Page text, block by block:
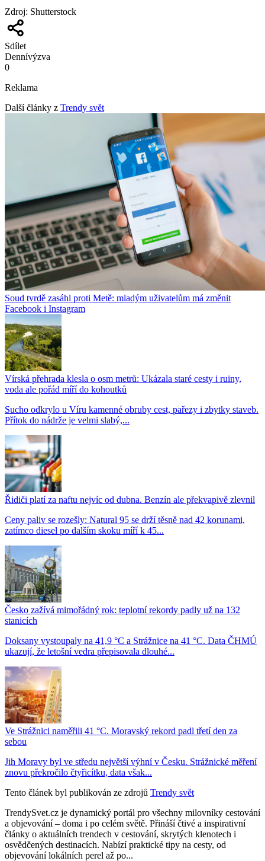
Zdroj: Shutterstock
Sdílet
Dennívýzva
0
Reklama
Další články z Trendy svět
Soud tvrdě zasáhl proti Metě: mladým uživatelům má změnit
Facebook i Instagram
Vírská přehrada klesla o osm metrů: Ukázala staré cesty i ruiny,
voda ale pořád míří do kohoutků
Sucho odkrylo u Víru kamenné obruby cest, pařezy i zbytky staveb.
Přítok do nádrže je velmi slabý,...
Řidiči platí za naftu nejvíc od dubna. Benzín ale překvapivě zlevnil
Ceny paliv se rozešly: Natural 95 se drží těsně nad 42 korunami,
zatímco diesel po dalším skoku míří k 45...
Česko zažívá mimořádný rok: teplotní rekordy padly už na 132
stanicích
Doksany vystoupaly na 41,9 °C a Strážnice na 41 °C. Data ČHMÚ
ukazují, že letošní vedra přepisovala dlouhé...
Ve Strážnici naměřili 41 °C. Moravský rekord padl třetí den za
sebou
Jih Moravy byl ve středu největší výhní v Česku. Strážnické měření
znovu překročilo čtyřicítku, data však...
Tento článek byl publikován ze zdrojů Trendy svět
TrendySvet.cz je dynamický portál pro všechny milovníky cestování
a objevování – doma i po celém světě. Přináší čtivé a inspirativní
články o aktuálních trendech v cestování, skrytých klenotech i
osvědčených destinacích. Nabízí praktické tipy na cesty, od
objevování lokálních perel až po...